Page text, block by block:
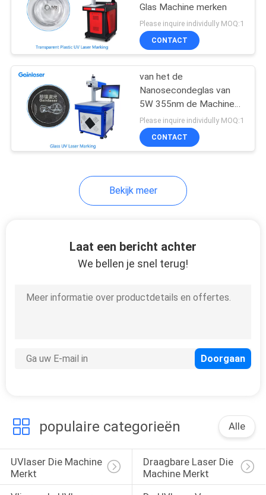
Galvoscannerkop
De Scanner van
13
De Groene Laser van
DPSS
Galvo
4
Glas Machine merken
Please inquire individully MOQ:1
CONTACT
van het de
Nanosecondeglas van
5W 355nm de Machine
van de de Flessenets
Please inquire individully MOQ:1
CONTACT
Bekijk meer
Laat een bericht achter
We bellen je snel terug!
populaire categorieën Alle
UVlaser Die Machine
Merkt
Draagbare Laser Die
Machine Merkt